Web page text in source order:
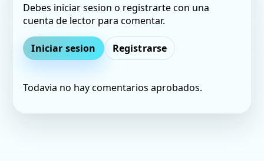
Debes iniciar sesion o registrarte con una
cuenta de lector para comentar.
Iniciar sesion Registrarse
Todavia no hay comentarios aprobados.